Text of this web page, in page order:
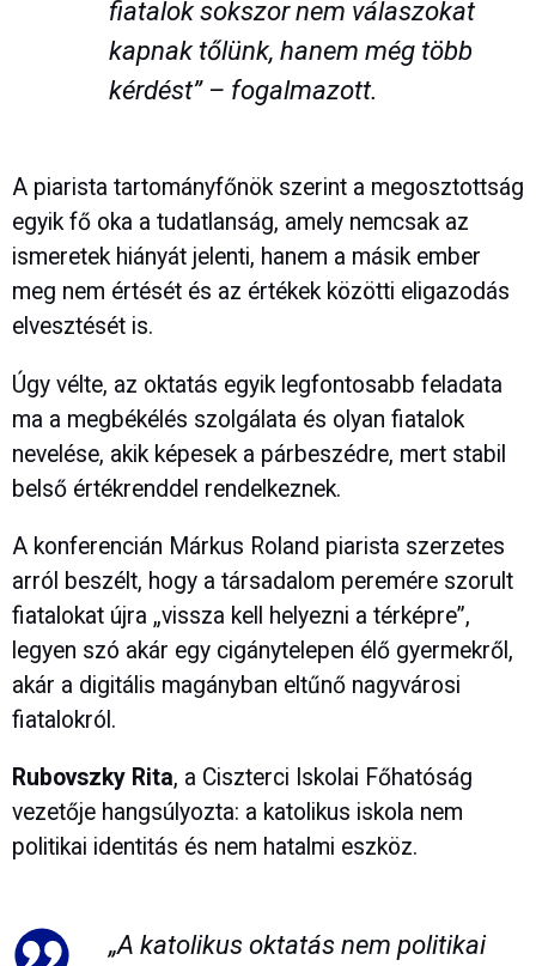
fiatalok sokszor nem válaszokat
kapnak tőlünk, hanem még több
kérdést” – fogalmazott.
A piarista tartományfőnök szerint a megosztottság
egyik fő oka a tudatlanság, amely nemcsak az
ismeretek hiányát jelenti, hanem a másik ember
meg nem értését és az értékek közötti eligazodás
elvesztését is.
Úgy vélte, az oktatás egyik legfontosabb feladata
ma a megbékélés szolgálata és olyan fiatalok
nevelése, akik képesek a párbeszédre, mert stabil
belső értékrenddel rendelkeznek.
A konferencián Márkus Roland piarista szerzetes
arról beszélt, hogy a társadalom peremére szorult
fiatalokat újra „vissza kell helyezni a térképre”,
legyen szó akár egy cigánytelepen élő gyermekről,
akár a digitális magányban eltűnő nagyvárosi
fiatalokról.
Rubovszky Rita, a Ciszterci Iskolai Főhatóság
vezetője hangsúlyozta: a katolikus iskola nem
politikai identitás és nem hatalmi eszköz.
„A katolikus oktatás nem politikai